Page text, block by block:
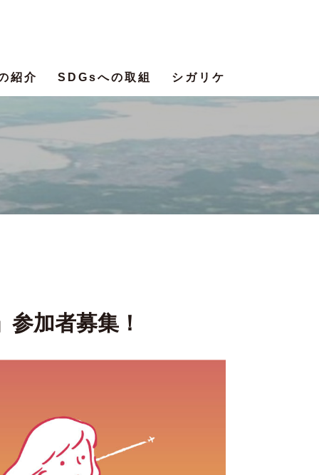
紹介 SDGsへの取組 シガリケ
加者募集！